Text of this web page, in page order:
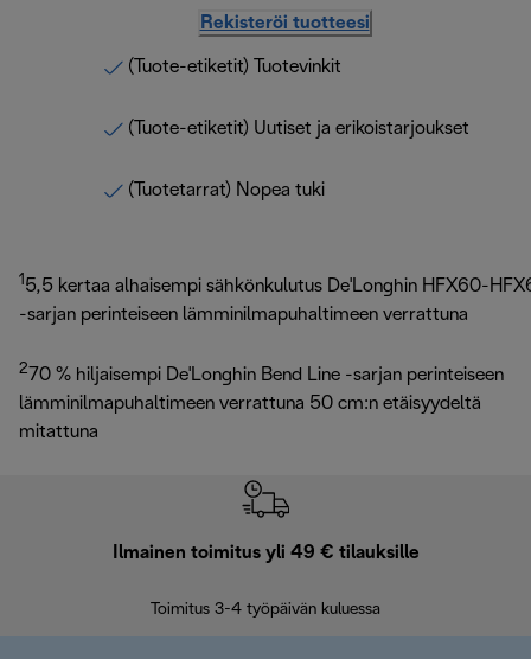
Rekisteröi tuotteesi
(Tuote-etiketit) Tuotevinkit
(Tuote-etiketit) Uutiset ja erikoistarjoukset
(Tuotetarrat) Nopea tuki
1 5,5 kertaa alhaisempi sähkönkulutus De'Longhin HFX60-
-sarjan perinteiseen lämminilmapuhaltimeen verrattuna
2 70 % hiljaisempi De'Longhin Bend Line -sarjan perinteiseen
lämminilmapuhaltimeen verrattuna 50 cm:n etäisyydeltä
mitattuna
Ilmainen toimitus yli 49 € tilauksille
Toimitus 3-4 työpäivän kuluessa